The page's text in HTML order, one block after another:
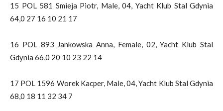
15 POL 581 Smieja Piotr, Male, 04, Yacht Klub Stal Gdynia
64,0 27 16 10 21 17
16 POL 893 Jankowska Anna, Female, 02, Yacht Klub Stal
Gdynia 66,0 20 10 23 22 14
17 POL 1596 Worek Kacper, Male, 04, Yacht Klub Stal Gdynia
68,0 18 11 32 34 7